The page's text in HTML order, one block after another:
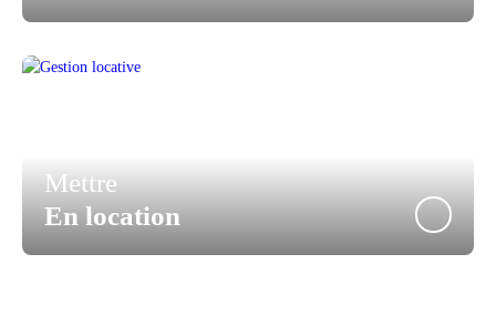
Mettre
En location